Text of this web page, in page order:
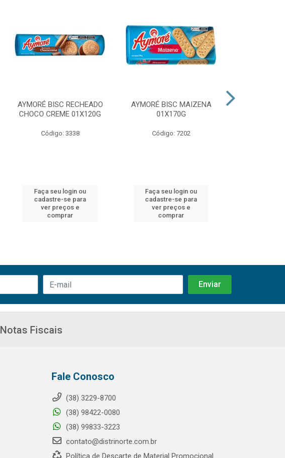
AYMORÉ BISC RECHEADO
CHOCO CREME 01X120G
Código: 3338
Faça seu login ou
cadastre-se para
ver preços e
comprar
AYMORÉ BISC MAIZENA
01X170G
Código: 7202
Faça seu login ou
cadastre-se para
ver preços e
comprar
Notas Fiscais
Fale Conosco
(38) 3229-8700
(38) 98422-0080
(38) 99833-3223
contato@distrinorte.com.br
Política de Descarte de Material Promocional